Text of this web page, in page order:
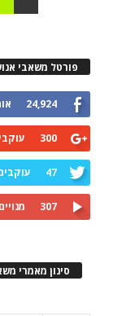
פורטל משאבי
24,924
300
47
307 מנויים
סינון מאמרי